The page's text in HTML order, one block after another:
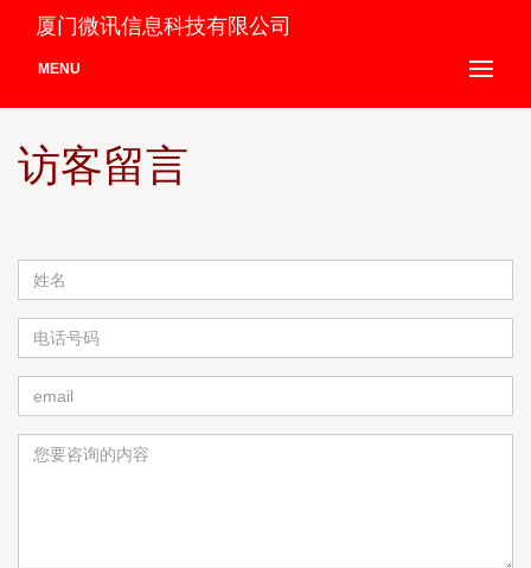
厦门微讯信息科技有限公司
MENU
访客留言